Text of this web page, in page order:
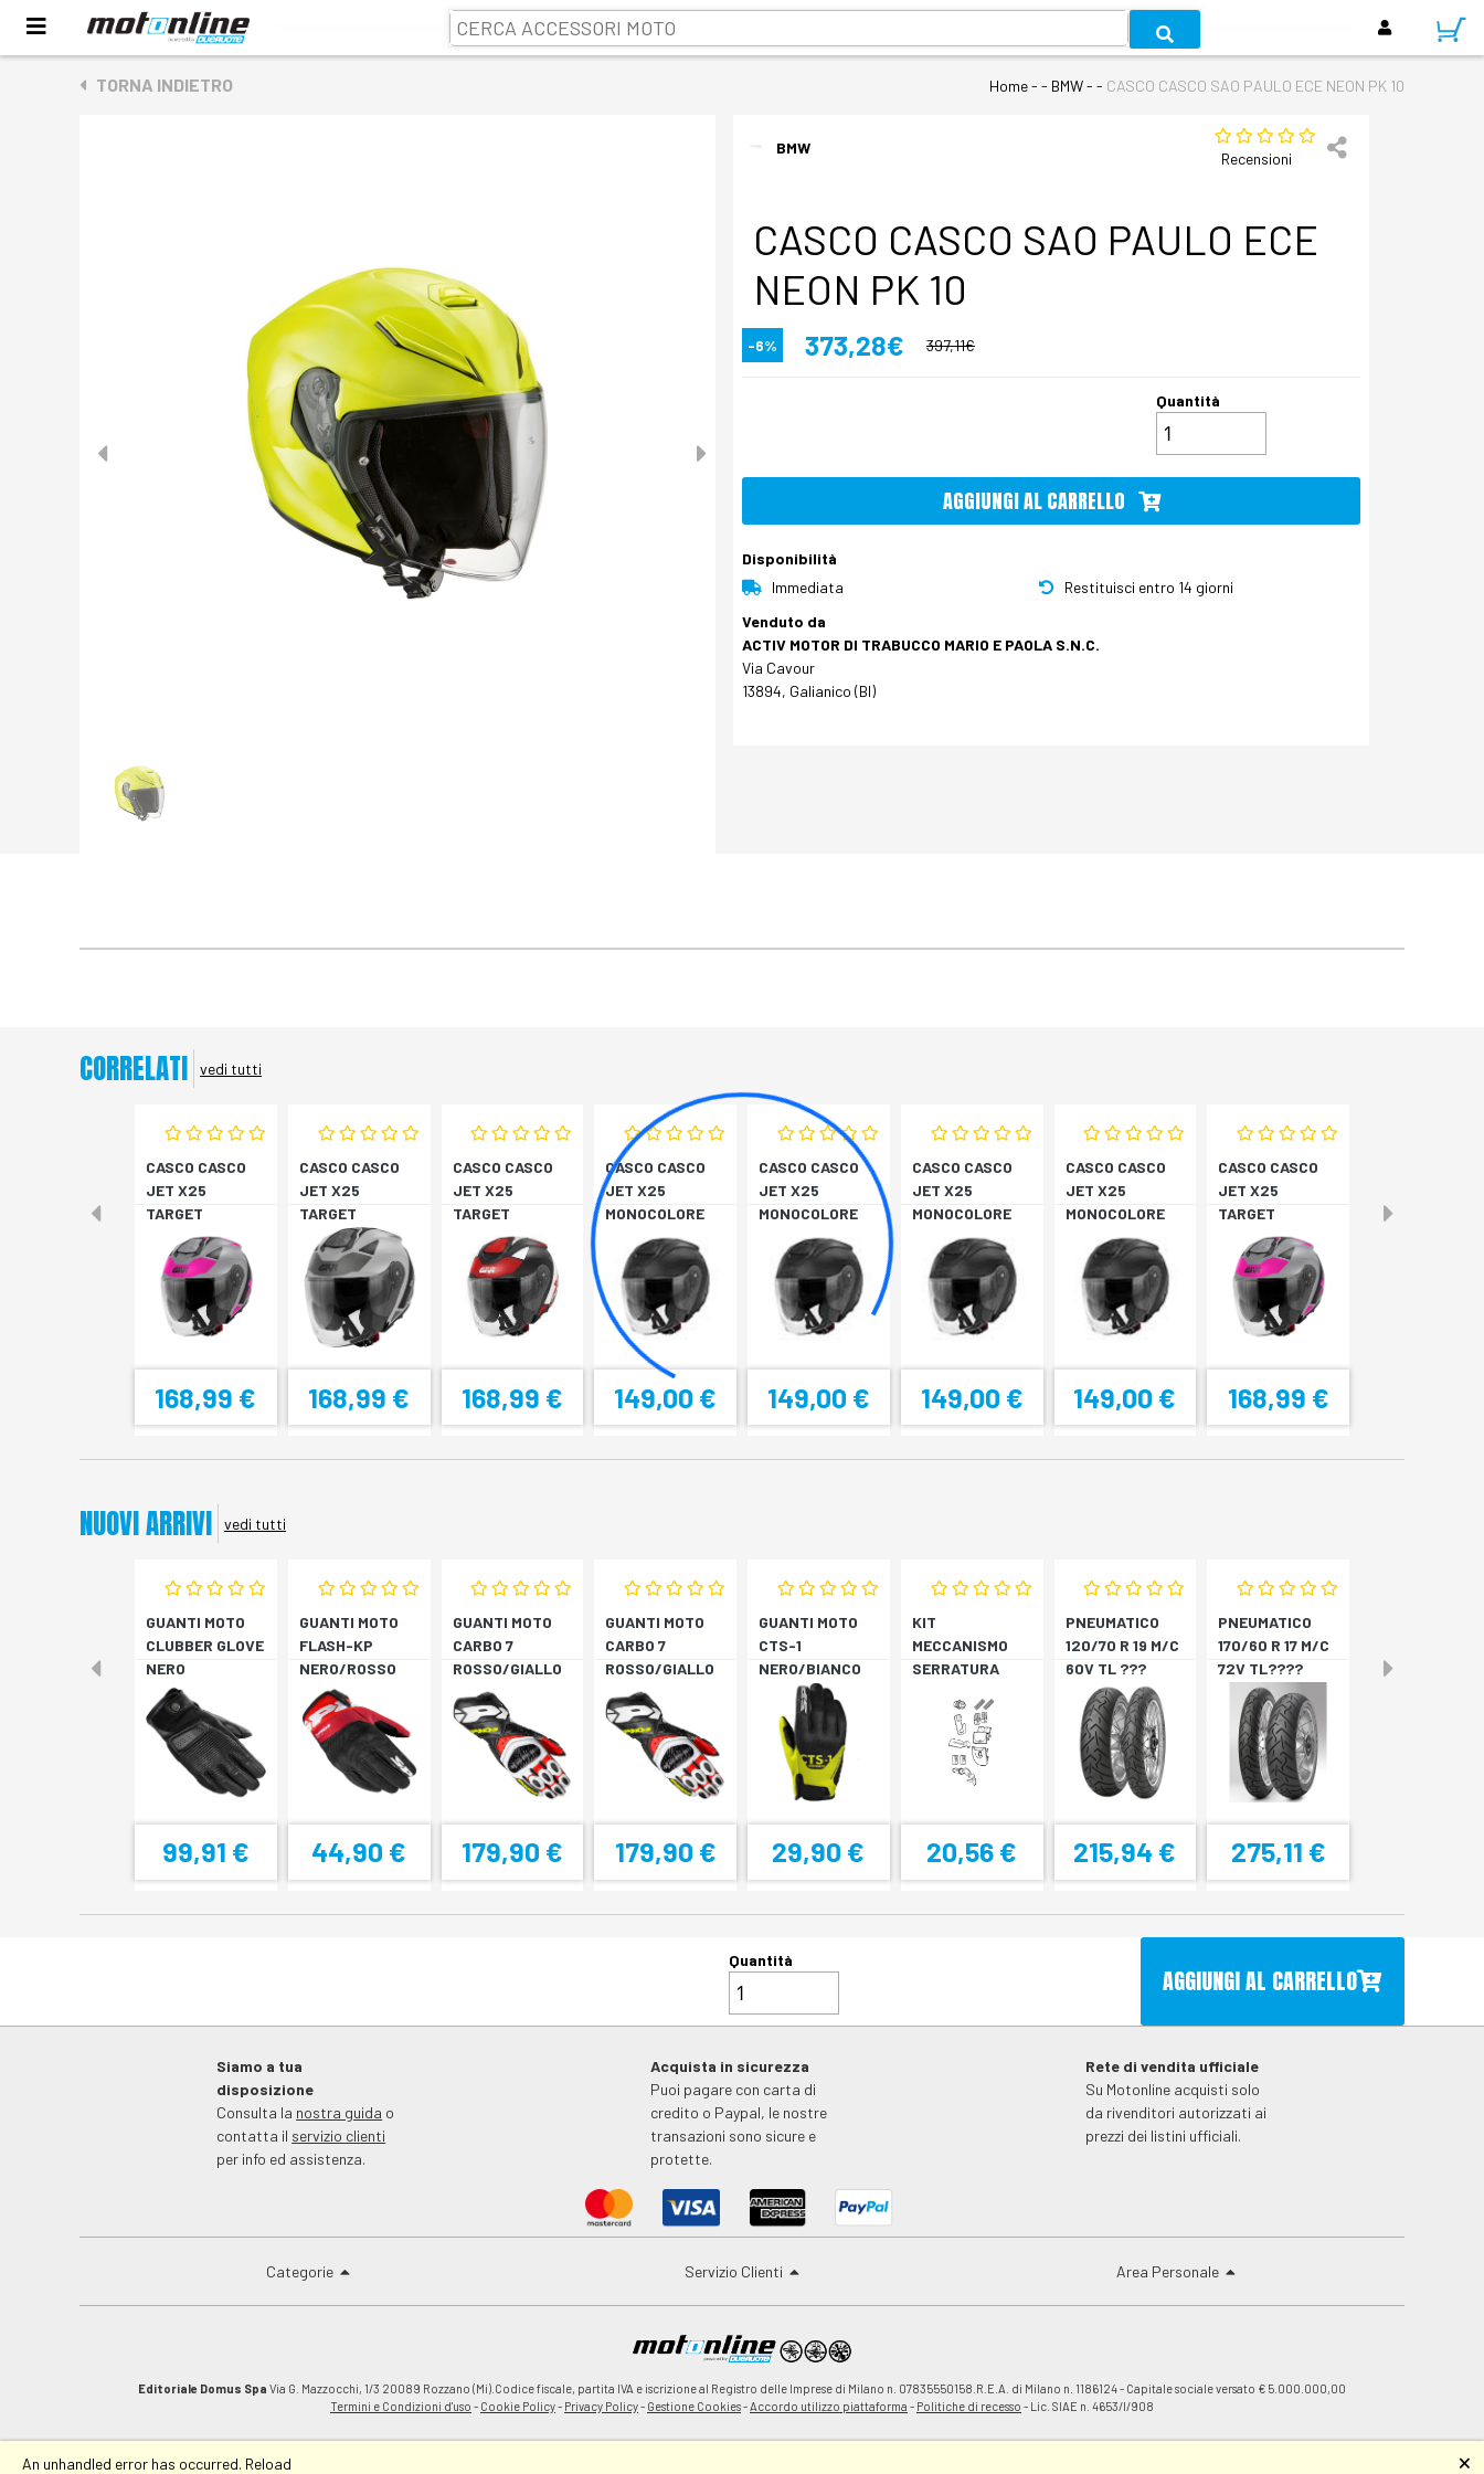
TORNA INDIETRO Home- - BMW - - CASCO CASCO SAO PAULO ECE NEON PK 10
BMW
Recensioni
CASCO CASCO SAO PAULO ECE
NEON PK 10
-6% 373,28€ 397,11€
Quantità
AGGIUNGI AL CARRELLO
Disponibilità
Immediata
Restituisci entro 14 giorni
Venduto da
ACTIV MOTOR DI TRABUCCO MARIO E PAOLA S.N.C.
Via Cavour
13894, Galianico (BI)
CORRELATI vedi tutti
CASCO CASCO
JET X25
TARGET
TITAN/ROSA XS
168,99 €
CASCO CASCO
JET X25
TARGET
TITAN/NERO S
168,99 €
CASCO CASCO
JET X25
TARGET
NER/BIA/ROSS
168,99 €
CASCO CASCO
JET X25
MONOCOLORE
NERO XS
149,00 €
CASCO CASCO
JET X25
MONOCOLORE
NERO XS
149,00 €
CASCO CASCO
JET X25
MONOCOLORE
NERO XS
149,00 €
CASCO CASCO
JET X25
MONOCOLORE
NERO XS
149,00 €
CASCO CASCO
JET X25
TARGET
TITAN/ROSA XS
168,99 €
NUOVI ARRIVI vedi tutti
GUANTI MOTO
CLUBBER GLOVE
NERO
99,91 €
GUANTI MOTO
FLASH-KP
NERO/ROSSO
44,90 €
GUANTI MOTO
CARBO 7
ROSSO/GIALLO
FLUORESCENTE
179,90 €
GUANTI MOTO
CARBO 7
ROSSO/GIALLO
FLUORESCENTE
179,90 €
GUANTI MOTO
CTS-1
NERO/BIANCO
29,90 €
KIT
MECCANISMO
SERRATURA
20,56 €
PNEUMATICO
120/70 R 19 M/C
60V TL ???
SCORPION T *A
215,94 €
PNEUMATICO
170/60 R 17 M/C
72V TL????
SCORPION T *P
275,11 €
Quantità
AGGIUNGI AL CARRELLO
Siamo a tua
disposizione
Consulta la nostra guida o
contatta il servizio clienti
per info ed assistenza.
Acquista in sicurezza
Puoi pagare con carta di
credito o Paypal, le nostre
transazioni sono sicure e
protette.
Rete di vendita ufficiale
Su Motonline acquisti solo
da rivenditori autorizzati ai
prezzi dei listini ufficiali.
Categorie Servizio Clienti Area Personale
Editoriale Domus Spa Via G. Mazzocchi, 1/3 20089 Rozzano (Mi).Codice fiscale, partita IVA e iscrizione al Registro delle Imprese di Milano n. 07835550158.R.E.A. di Milano n. 1186124 - Capitale sociale versato € 5.000.000,00
Termini e Condizioni d'uso - Cookie Policy- Privacy Policy- Gestione Cookies-Accordo utilizzo piattaforma - Politiche di recesso - Lic. SIAE n. 4653/I/908
An unhandled error has occurred. Reload 🗙